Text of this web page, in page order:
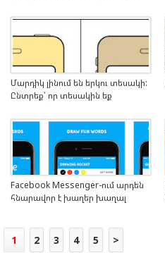
հավելածները
Մարդիկ լինում են երկու տեսակի:
Ընտրեք՝ որ տեսակին եք
Facebook Messenger-ում արդեն
հնարավոր է խաղեր խաղալ
1 2 3 4 5 >